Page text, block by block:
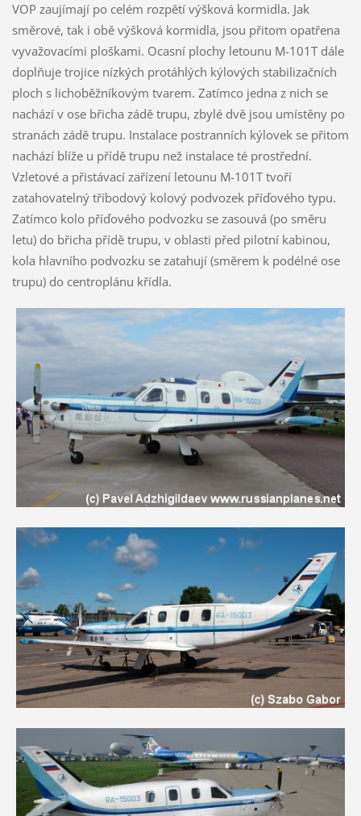
VOP zaujímají po celém rozpětí výšková kormidla. Jak
směrové, tak i obě výšková kormidla, jsou přitom opatřena
vyvažovacími ploškami. Ocasní plochy letounu M-101T dále
doplňuje trojice nízkých protáhlých kýlových stabilizačních
ploch s lichoběžníkovým tvarem. Zatímco jedna z nich se
nachází v ose břicha zádě trupu, zbylé dvě jsou umístěny po
stranách zádě trupu. Instalace postranních kýlovek se přitom
nachází blíže u přídě trupu než instalace té prostřední.
Vzletové a přistávací zařízení letounu M-101T tvoří
zatahovatelný tříbodový kolový podvozek příďového typu.
Zatímco kolo příďového podvozku se zasouvá (po směru
letu) do břicha přídě trupu, v oblasti před pilotní kabinou,
kola hlavního podvozku se zatahují (směrem k podélné ose
trupu) do centroplánu křídla.